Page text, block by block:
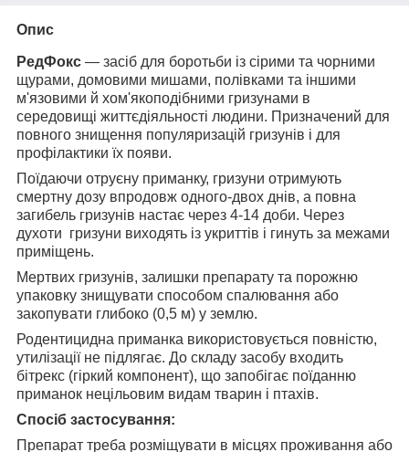
Опис
РедФокс — засіб для боротьби із сірими та чорними
щурами, домовими мишами, полівками та іншими
м'язовими й хом'якоподібними гризунами в
середовищі життєдіяльності людини. Призначений для
повного знищення популяризацій гризунів і для
профілактики їх появи.
Поїдаючи отруєну приманку, гризуни отримують
смертну дозу впродовж одного-двох днів, а повна
загибель гризунів настає через 4-14 доби. Через
духоти гризуни виходять із укриттів і гинуть за межами
приміщень.
Мертвих гризунів, залишки препарату та порожню
упаковку знищувати способом спалювання або
закопувати глибоко (0,5 м) у землю.
Родентицидна приманка використовується повністю,
утилізації не підлягає. До складу засобу входить
бітрекс (гіркий компонент), що запобігає поїданню
приманок нецільовим видам тварин і птахів.
Спосіб застосування:
Препарат треба розміщувати в місцях проживання або